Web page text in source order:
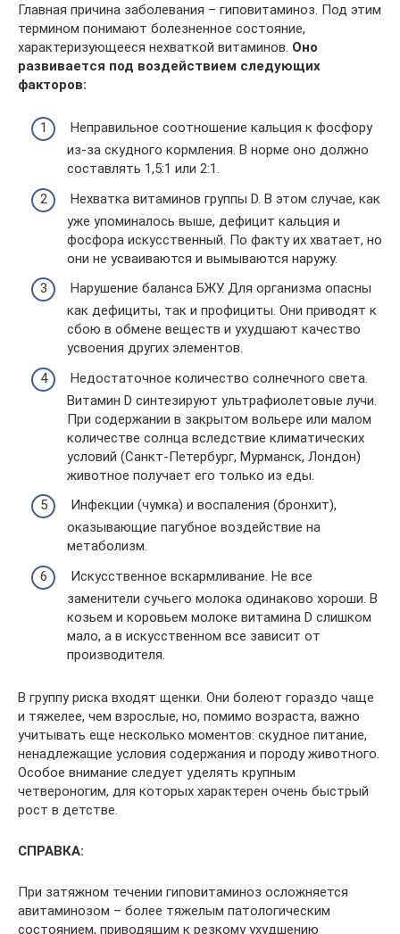
Главная причина заболевания – гиповитаминоз. Под этим
термином понимают болезненное состояние,
характеризующееся нехваткой витаминов. Оно
развивается под воздействием следующих
факторов:
Неправильное соотношение кальция к фосфору
из-за скудного кормления. В норме оно должно
составлять 1,5:1 или 2:1.
Нехватка витаминов группы D. В этом случае, как
уже упоминалось выше, дефицит кальция и
фосфора искусственный. По факту их хватает, но
они не усваиваются и вымываются наружу.
Нарушение баланса БЖУ. Для организма опасны
как дефициты, так и профициты. Они приводят к
сбою в обмене веществ и ухудшают качество
усвоения других элементов.
Недостаточное количество солнечного света.
Витамин D синтезируют ультрафиолетовые лучи.
При содержании в закрытом вольере или малом
количестве солнца вследствие климатических
условий (Санкт-Петербург, Мурманск, Лондон)
животное получает его только из еды.
Инфекции (чумка) и воспаления (бронхит),
оказывающие пагубное воздействие на
метаболизм.
Искусственное вскармливание. Не все
заменители сучьего молока одинаково хороши. В
козьем и коровьем молоке витамина D слишком
мало, а в искусственном все зависит от
производителя.
В группу риска входят щенки. Они болеют гораздо чаще
и тяжелее, чем взрослые, но, помимо возраста, важно
учитывать еще несколько моментов: скудное питание,
ненадлежащие условия содержания и породу животного.
Особое внимание следует уделять крупным
четвероногим, для которых характерен очень быстрый
рост в детстве.
СПРАВКА:
При затяжном течении гиповитаминоз осложняется
авитаминозом – более тяжелым патологическим
состоянием, приводящим к резкому ухудшению